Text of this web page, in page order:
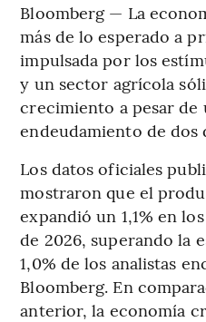
Bloomberg — La
más de lo esperado a
impulsada por los
y un sector agrícola
crecimiento a pesar de
endeudamiento de dos
Los datos oficiales
mostraron que el
expandió un 1,1% en
de 2026, superando la
1,0% de los analistas
Bloomberg. En
anterior, la economía